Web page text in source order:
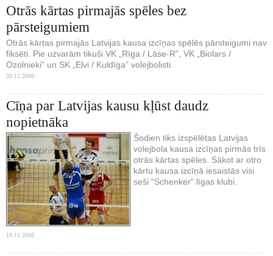
Otrās kārtas pirmajās spēles bez
pārsteigumiem
Otrās kārtas pirmajās Latvijas kausa izcīņas spēlēs pārsteigumi nav
fiksēti. Pie uzvarām tikuši VK „Rīga / Lāse-R”, VK „Biolars /
Ozolnieki” un SK „Elvi / Kuldīga” volejbolisti.
20.11.2008.
Cīņa par Latvijas kausu kļūst daudz
nopietnāka
Šodien tiks izspēlētas Latvijas
volejbola kausa izcīņas pirmās trīs
otrās kārtas spēles. Sākot ar otro
kārtu kausa izcīņā iesaistās visi
seši "Schenker" līgas klubi.
19.11.2008.